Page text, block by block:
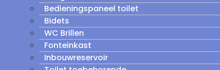
Bedieningspaneel toilet
Bidets
WC Brillen
Fonteinkast
Inbouwreservoir